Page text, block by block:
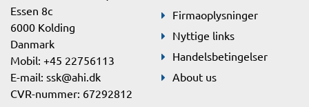
Essen 8c
6000 Kolding
Danmark
Mobil: +45 22756113
E-mail: ssk@ahi.dk
CVR-nummer: 67292812
Firmaoplysninger
Nyttige links
Handelsbetingelser
About us